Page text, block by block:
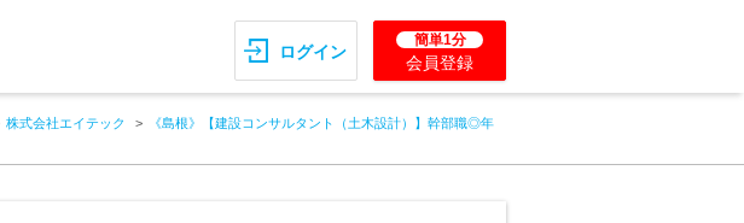
ログイン
簡単1分
会員登録
株式会社エイテック 《島根》【建設コンサルタント（土木設計）】幹部職◎年